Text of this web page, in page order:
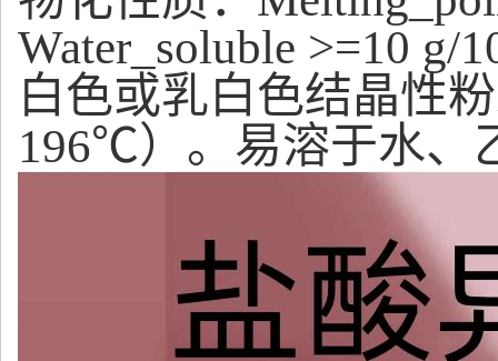
Water_soluble >=10 g/
白色或乳白色结晶性
196℃）。易溶于水、